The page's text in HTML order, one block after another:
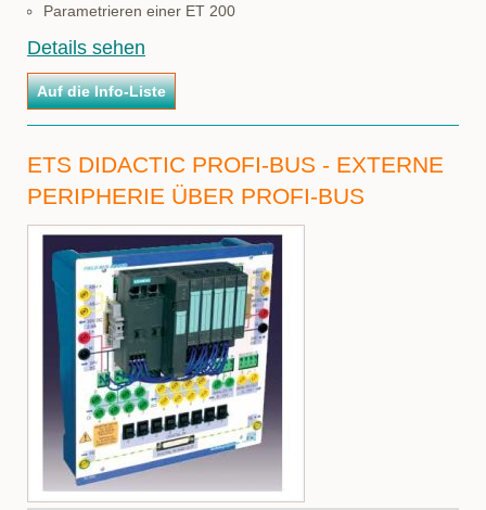
Parametrieren einer ET 200
Details sehen
ETS DIDACTIC PROFI-BUS - EXTERNE
PERIPHERIE ÜBER PROFI-BUS